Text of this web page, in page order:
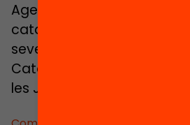
Agents educatius, socials i
catalans ens expliquen
seves prioritats educatives
Catalunya d’avui.
les Jornades Educació Avui